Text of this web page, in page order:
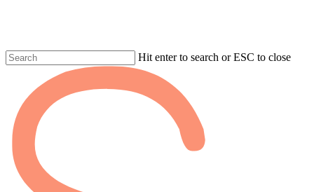
content
Hit enter to search or ESC to close
recherche